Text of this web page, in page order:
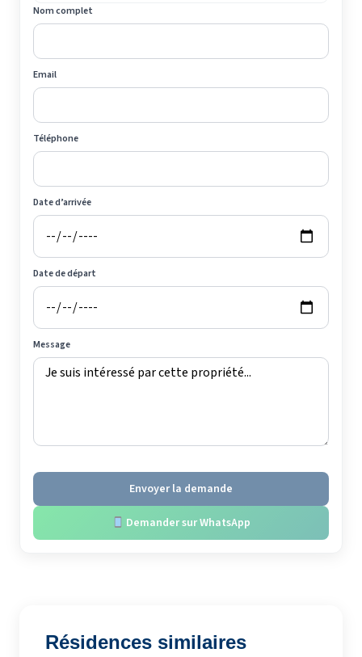
Nom complet
Email
Téléphone
Date d’arrivée
Date de départ
Message
Envoyer la demande
Demander sur WhatsApp
Résidences similaires